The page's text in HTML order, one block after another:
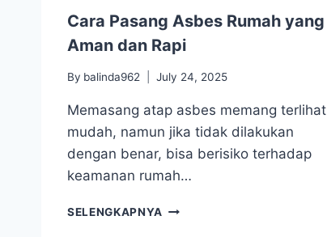
Cara Pasang Asbes Rumah yang
Aman dan Rapi
By balinda962 July 24, 2025
Memasang atap asbes memang terlihat
mudah, namun jika tidak dilakukan
dengan benar, bisa berisiko terhadap
keamanan rumah…
SELENGKAPNYA